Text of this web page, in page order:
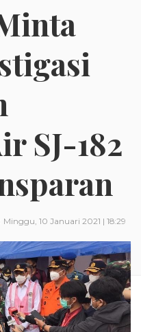
SJ-182
Minggu, 10 Januari 2021 | 18:29